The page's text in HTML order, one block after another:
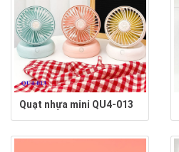
Quạt nhựa mini QU4-013